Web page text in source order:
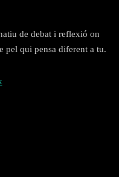
de debat i reflexió on
pel qui pensa diferent a tu.